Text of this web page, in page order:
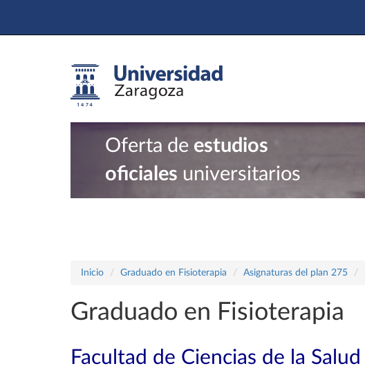
Oferta de estudios
oficiales universitarios
Inicio Graduado en Fisioterapia Asignaturas del plan 275
Graduado en Fisioterapia
Facultad de Ciencias de la Salud